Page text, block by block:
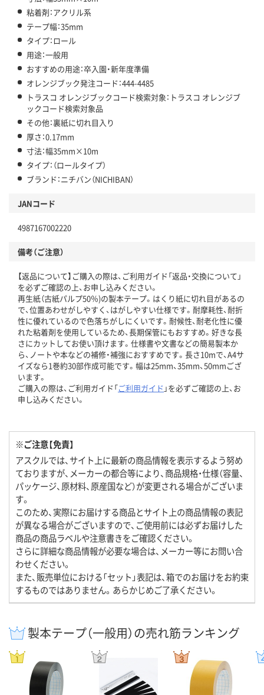
粘着剤：アクリル系
テープ幅：35mm
タイプ：ロール
用途：一般用
おすすめの用途：卒入園・新年度準備
オレンジブック発注コード：444-4485
トラスコ オレンジブックコード検索対象：トラスコ オレンジブ
ックコード検索対象品
その他：裏紙に切れ目入り
厚さ：0.17mm
寸法：幅35mm×10m
タイプ：（ロールタイプ）
ブランド：ニチバン（NICHIBAN）
JANコード
4987167002220
備考（ご注意）
【返品について】ご購入の際は、ご利用ガイド「返品・交換について」
を必ずご確認の上、お申し込みください。
再生紙（古紙パルプ50％)の製本テープ。はくり紙に切れ目があるの
で、位置あわせがしやすく、はがしやすい仕様です。耐摩耗性、耐折
性に優れているので色落ちがしにくいです。耐候性、耐老化性に優
れた粘着剤を使用しているため、長期保管にもおすすめ。好きな長
さにカットしてお使い頂けます。仕様書や文書などの簡易製本か
ら、ノートや本などの補修・補強におすすめです。長さ10mで、A4サ
イズなら1巻約30部作成可能です。幅は25mm、35mm、50mmござ
います。
ご購入の際は、ご利用ガイド「ご利用ガイド 」を必ずご確認の上、お
申し込みください。
※ご注意【免責】
アスクルでは、サイト上に最新の商品情報を表示するよう努め
ておりますが、メーカーの都合等により、商品規格・仕様（容量、
パッケージ、原材料、原産国など）が変更される場合がございま
す。
このため、実際にお届けする商品とサイト上の商品情報の表記
が異なる場合がございますので、ご使用前には必ずお届けした
商品の商品ラベルや注意書きをご確認ください。
さらに詳細な商品情報が必要な場合は、メーカー等にお問い合
わせください。
また、販売単位における「セット」表記は、箱でのお届けをお約束
するものではありません。あらかじめご了承ください。
製本テープ（一般用）の売れ筋ランキング